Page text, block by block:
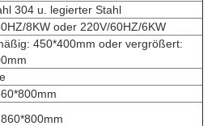
304 u. legierter Stahl
8KW oder 220V/60HZ/6KW
450*400mm oder vergrößert: